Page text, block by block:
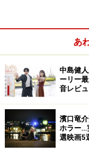
何者かに誘拐された
アクションコメディ
ス・エヴァンスが怪
ゃバカバカしく、サ
化球ですが、だから
演出は『ジュマンジ
あ
中島健
ーリー
音レビュ
濱口竜
ホラー…
選映画5